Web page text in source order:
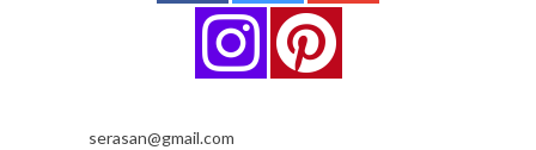
serasan@gmail.com